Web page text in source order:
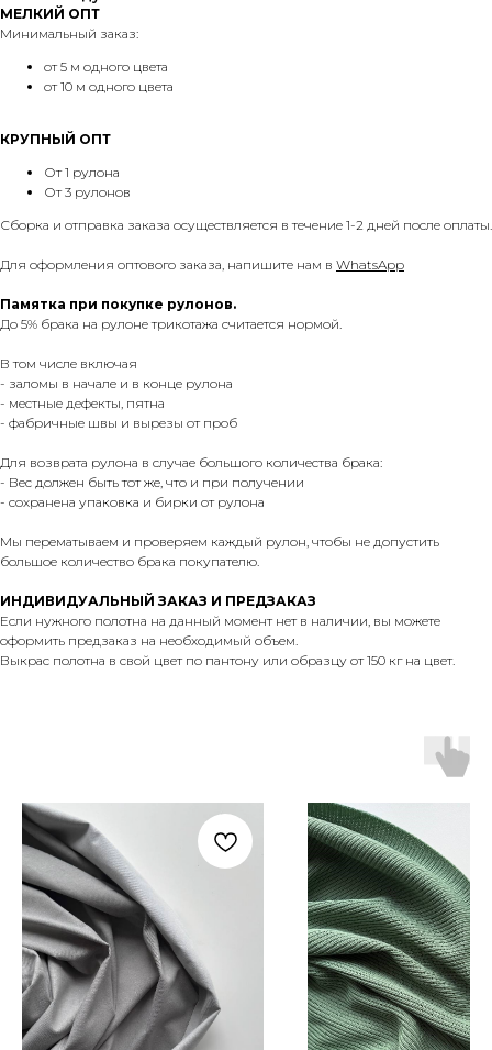
МЕЛКИЙ ОПТ
Минимальный заказ:
от 5 м одного цвета
от 10 м одного цвета
КРУПНЫЙ ОПТ
От 1 рулона
От 3 рулонов
Сборка и отправка заказа осуществляется в течение 1-2 дней после оплаты.
Для оформления оптового заказа, напишите нам в WhatsApp
Памятка при покупке рулонов.
До 5% брака на рулоне трикотажа считается нормой.
В том числе включая
- заломы в начале и в конце рулона
- местные дефекты, пятна
- фабричные швы и вырезы от проб
Для возврата рулона в случае большого количества брака:
- Вес должен быть тот же, что и при получении
- сохранена упаковка и бирки от рулона
Мы перематываем и проверяем каждый рулон, чтобы не допустить
большое количество брака покупателю.
ИНДИВИДУАЛЬНЫЙ ЗАКАЗ И ПРЕДЗАКАЗ
Если нужного полотна на данный момент нет в наличии, вы можете
оформить предзаказ на необходимый объем.
Выкрас полотна в свой цвет по пантону или образцу от 150 кг на цвет.